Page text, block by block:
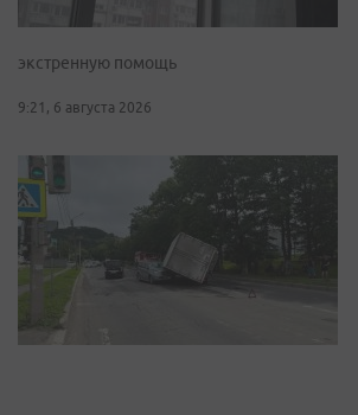
экстренную помощь
9:21, 6 августа 2026